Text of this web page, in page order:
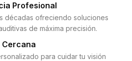
Profesional
décadas ofreciendo soluciones
de máxima precisión.
para cuidar tu visión